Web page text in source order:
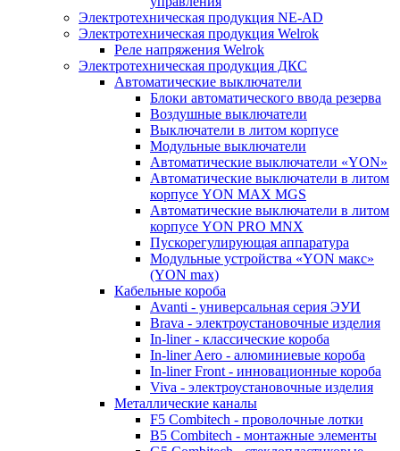
Электротехническая продукция NE-AD
Электротехническая продукция Welrok
Реле напряжения Welrok
Электротехническая продукция ДКС
Автоматические выключатели
Блоки автоматического ввода резерва
Воздушные выключатели
Выключатели в литом корпусе
Модульные выключатели
Автоматические выключатели «YON»
Автоматические выключатели в литом
корпусе YON MAX MGS
Автоматические выключатели в литом
корпусе YON PRO MNX
Пускорегулирующая аппаратура
Модульные устройства «YON макс»
(YON max)
Кабельные короба
Avanti - универсальная серия ЭУИ
Brava - электроустановочные изделия
In-liner - классические короба
In-liner Aero - алюминиевые короба
In-liner Front - инновационные короба
Viva - электроустановочные изделия
Металлические каналы
F5 Combitech - проволочные лотки
B5 Combitech - монтажные элементы